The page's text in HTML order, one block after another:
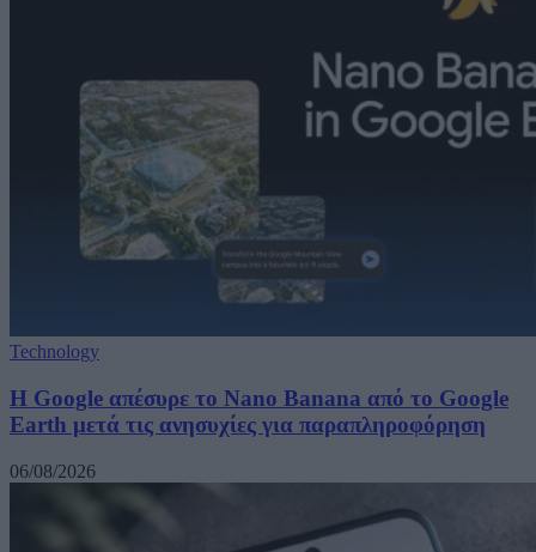
Technology
Η Google απέσυρε το Nano Banana από το Google
Earth μετά τις ανησυχίες για παραπληροφόρηση
06/08/2026